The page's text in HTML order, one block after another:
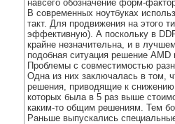
навсего обозначение форм-
В современных ноутбуках
такт. Для продвижения на этого
эффективную). А поскольку в
крайне незначительна, и в
подобная ситуация решение AMD
Проблемы с совместимостью
Одна из них заключалась в том,
решения, приводящие к снижению
которых была в 5 раз выше
каким-то общим решениям. Тем
Раньше выпускались